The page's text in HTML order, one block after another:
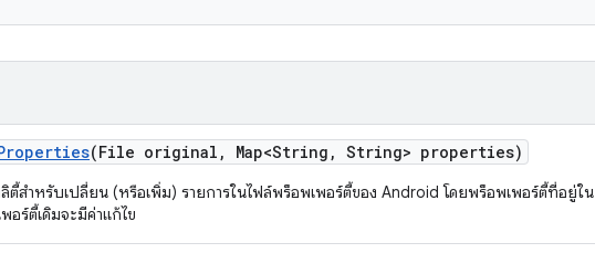
(File original , Map<String , String> properties)
สำหรับเปลี่ยน (หรือเพิ่ม) รายการในไฟล์พร็อพเพอร์ตี้ของ Android โดยพร็อพเพอร์ตี้ที่อยู่ใน
อร์ตี้เดิมจะมีค่าแก้ไข